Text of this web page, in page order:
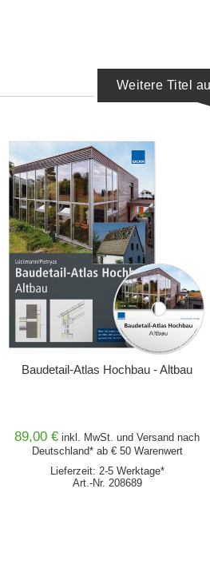
Weitere Titel
Baudetail-Atlas Hochbau - Altbau
89,00 € inkl. MwSt. und Versand nach
Deutschland* ab € 50 Warenwert
Lieferzeit: 2-5 Werktage*
Art.-Nr. 208689
IN DEN WARENKORB